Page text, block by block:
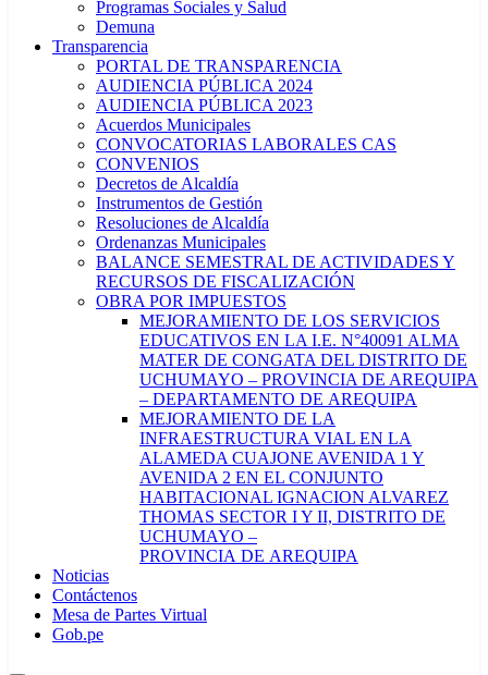
Programas Sociales y Salud
Demuna
Transparencia
PORTAL DE TRANSPARENCIA
AUDIENCIA PÚBLICA 2024
AUDIENCIA PÚBLICA 2023
Acuerdos Municipales
CONVOCATORIAS LABORALES CAS
CONVENIOS
Decretos de Alcaldía
Instrumentos de Gestión
Resoluciones de Alcaldía
Ordenanzas Municipales
BALANCE SEMESTRAL DE ACTIVIDADES Y
RECURSOS DE FISCALIZACIÓN
OBRA POR IMPUESTOS
MEJORAMIENTO DE LOS SERVICIOS
EDUCATIVOS EN LA I.E. N°40091 ALMA
MATER DE CONGATA DEL DISTRITO DE
UCHUMAYO – PROVINCIA DE AREQUIPA
– DEPARTAMENTO DE AREQUIPA
MEJORAMIENTO DE LA
INFRAESTRUCTURA VIAL EN LA
ALAMEDA CUAJONE AVENIDA 1 Y
AVENIDA 2 EN EL CONJUNTO
HABITACIONAL IGNACION ALVAREZ
THOMAS SECTOR I Y II, DISTRITO DE
UCHUMAYO –
PROVINCIA DE AREQUIPA
Noticias
Contáctenos
Mesa de Partes Virtual
Gob.pe